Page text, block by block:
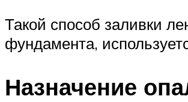
Такой способ заливки
фундамента,
Назначение